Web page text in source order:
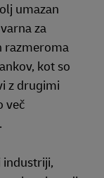
umazan
za
razmeroma
kot so
z drugimi
več
industriji,